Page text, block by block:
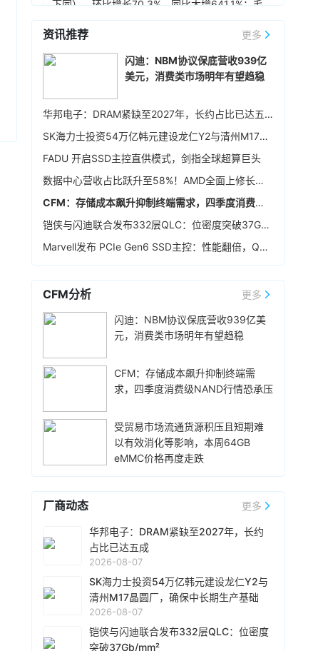
方案，构建互利共赢、可持续发展的战略合作伙
伴关系。
下同），环比增长70.3%，同比大增641.1%；毛
利率65.01%，较第一季提升，营业利润率
58.57%，税后净利润103.68亿元，环比增长
元。展望后市，宜鼎称，目前存储供需仍维持吃
紧，DRAM及NAND Flash市场展望持续正向，工
持续支撑下半年营运。其中，企业级SSD随着AI
空间，相关PCIe Gen5产品布局也将逐步发酵。
昨天 08-07 17:21
英飞凌宣布，联发科技已完成英飞凌车规级 NOR
闪存存储器解决方案 512Mb Quad SPI NOR
昨天 08-07 16:20
币，下同），环比增长2.50%，同比增长
307.66%，创同期新高；累计1-7月营收达
新高。展望后市，创见指出，DDR5及高阶工业级
模组拉货动能持续强劲。
昨天 08-07 15:59
让SSD充当额外显存。当显卡板载的显存不足
时，GPU可以调用速度较慢但容量庞大的NVMe
推理场景尤为受益。据悉，该功能将基于RTX IO
和微软的DirectStorage技术。虽然官方尚未证
实，但相关传闻反映了英伟达在应对日益增长的
显存需求与硬件成本之间的矛盾时，正在探索基
于软件和系统架构的解决方案。
昨天 08-07 15:46
价6499元，学生认证专属优惠到手价低至6199
本，核心目的之一是拉高整个Mate 80系列的整
体均价，同时进一步拉动全系列的整体出货量，
麒麟9020芯片，搭配最新的HarmonyOS 6操作
系统。目前，Mate 80系列累计总销量已经正式
突破800万台，预计今年10月份前后累计销量就
能破千万，整个系列的破千万速度明显快于上一
代Mate系列旗舰。
昨天 08-07 11:18
华邦电近日召开法说会，总经理陈沛铭表示，高
雄现有Module A 月产能将由目前1.5万片扩增至
2.4万片，预计今年底开始投片。不过，Module
A扩产完成后，厂内空间几乎已全数用尽。为应对
客户对2029 年以后产能的强烈需求，公司启动
及量产，未来将支援16纳米、14纳米及12纳米制
程，实际产出与营收贡献则主要落在2030年。未
来产品将涵盖标准型DRAM、CUBE、Wafer-on-
Wafer、客制化ASIC存储芯片及矽电容等。
昨天 08-07 10:43
威刚公布7月营收，单月合并营收达183.8亿元新
台币，环比增长25.4%，同比暴增331.3%，连续
第5个月改写历史新高。从产品组合来看，DRAM
营收达140.8亿元，占整体比重76.6%；SSD占比
20.1%，存储卡、随身碟及其他产品则占3.3%。
昨天 08-07 10:14
据媒体报道，威刚近日在法说会上表示，在需求
增加、价格走高及货源稳定的三大有利因素带动
下，预期第3季度营运将优于第2季度，并进一步
扩大全年营运成果。公司看好第4季度到2027年
趋势。目前存储市场供给持续紧张，预计2027年
DRAM供给将较2026年更吃紧。随着PC和服务器
平台持续升级，DDR5已成为市场主流，长期而
言，DDR5将比DDR4更紧缺。
昨天 08-07 10:13
由于对AI基础设施的投资导致其季度自由现金流
转为赤字，谷歌母公司Alphabet再次寻求在债券
市场获得大规模融资。Alphabet宣布计划发行总
额高达250亿美元的美元计价公司债券。该债券
将分为10个档次，期限从2年到40年不等。其中
期限最长的40年期债券，其发行利率预计比美国
烈，认购额超过发行规模的四倍，总额达1150亿
昨天 08-07 10:02
据外媒报道，为应对 HBM 内存供应短缺问题，英
伟达考虑降低 Rubin Ultra GPU 配置。报道援引
知情人士消息称，在过去数周时间里英伟达内部
至少测试了 3 种低 HBM 配置的 Rubin Ultra
资讯推荐 更多
闪迪：NBM协议保底营收939亿
美元，消费类市场明年有望趋稳
华邦电子：DRAM紧缺至2027年，长约占比已达五成
SK海力士投资54万亿韩元建设龙仁Y2与清州M17晶圆厂，确保中长期生产基础
FADU 开启SSD主控直供模式，剑指全球超算巨头
数据中心营收占比跃升至58%！AMD全面上修长期财务指引，2027年该板块营收将翻倍
CFM：存储成本飙升抑制终端需求，四季度消费级NAND行情恐承压
铠侠与闪迪联合发布332层QLC：位密度突破37Gb/mm²
Marvell发布 PCIe Gen6 SSD主控：性能翻倍，Q4送样
CFM分析 更多
闪迪：NBM协议保底营收939亿美
元，消费类市场明年有望趋稳
CFM：存储成本飙升抑制终端需
求，四季度消费级NAND行情恐承压
受贸易市场流通货源积压且短期难
以有效消化等影响，本周64GB
eMMC价格再度走跌
厂商动态 更多
华邦电子：DRAM紧缺至2027年，长约
占比已达五成
2026-08-07
SK海力士投资54万亿韩元建设龙仁Y2与
清州M17晶圆厂，确保中长期生产基础
2026-08-07
铠侠与闪迪联合发布332层QLC：位密度
突破37Gb/mm²